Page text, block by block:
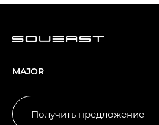
Получить предложение
MAJOR